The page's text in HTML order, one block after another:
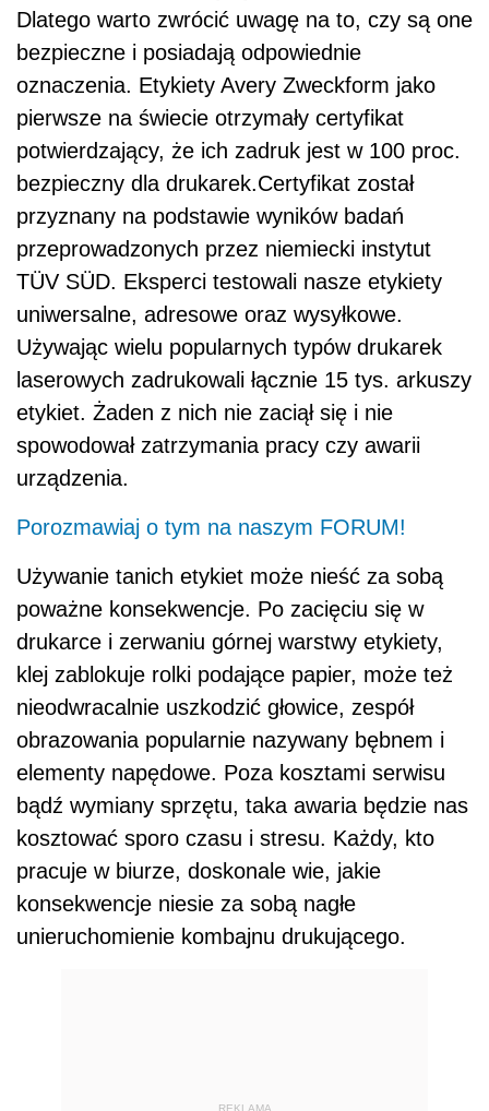
Dlatego warto zwrócić uwagę na to, czy są one
bezpieczne i posiadają odpowiednie
oznaczenia. Etykiety Avery Zweckform jako
pierwsze na świecie otrzymały certyfikat
potwierdzający, że ich zadruk jest w 100 proc.
bezpieczny dla drukarek.Certyfikat został
przyznany na podstawie wyników badań
przeprowadzonych przez niemiecki instytut
TÜV SÜD. Eksperci testowali nasze etykiety
uniwersalne, adresowe oraz wysyłkowe.
Używając wielu popularnych typów drukarek
laserowych zadrukowali łącznie 15 tys. arkuszy
etykiet. Żaden z nich nie zaciął się i nie
spowodował zatrzymania pracy czy awarii
urządzenia.
Porozmawiaj o tym na naszym FORUM!
Używanie tanich etykiet może nieść za sobą
poważne konsekwencje. Po zacięciu się w
drukarce i zerwaniu górnej warstwy etykiety,
klej zablokuje rolki podające papier, może też
nieodwracalnie uszkodzić głowice, zespół
obrazowania popularnie nazywany bębnem i
elementy napędowe. Poza kosztami serwisu
bądź wymiany sprzętu, taka awaria będzie nas
kosztować sporo czasu i stresu. Każdy, kto
pracuje w biurze, doskonale wie, jakie
konsekwencje niesie za sobą nagłe
unieruchomienie kombajnu drukującego.
REKLAMA